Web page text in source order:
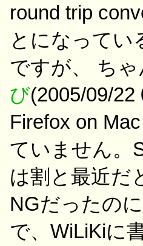
round trip
とになってい
ですが、 ち
び(2005/09/
Firefox on
ていません。
は割と最近だ
NGだったの
で、WiLiKiに